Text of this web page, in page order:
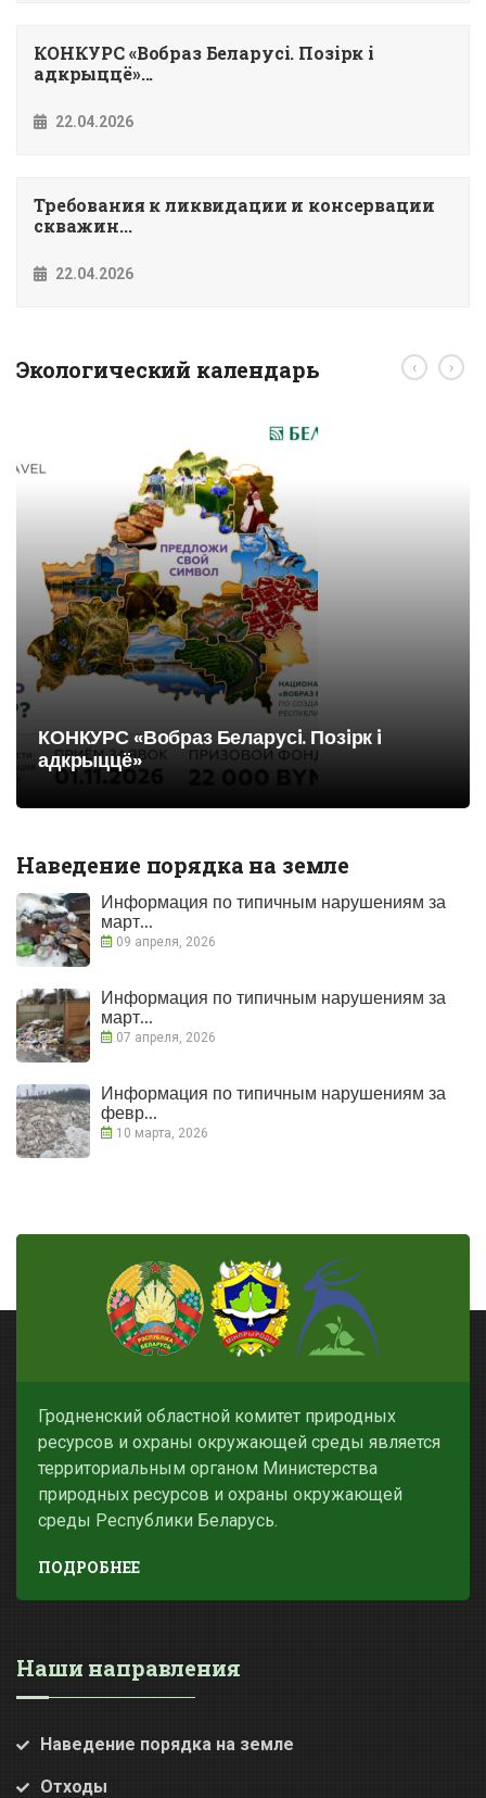
КОНКУРС «Вобраз Беларусi. Позiрк i
адкрыццё»...
22.04.2026
Требования к ликвидации и консервации
скважин...
22.04.2026
Экологический календарь
КОНКУРС «Вобраз Беларусi. Позiрк i
адкрыццё»
‹ ›
Наведение порядка на земле
Информация по типичным нарушениям за
март...
09 апреля, 2026
Информация по типичным нарушениям за
март...
07 апреля, 2026
Информация по типичным нарушениям за
февр...
10 марта, 2026
Гродненский областной комитет природных
ресурсов и охраны окружающей среды является
территориальным органом Министерства
природных ресурсов и охраны окружающей
среды Республики Беларусь.
ПОДРОБНЕЕ
Наши направления
Наведение порядка на земле
Отходы